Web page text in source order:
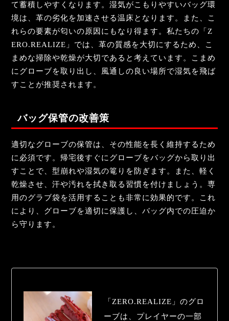
て蓄積しやすくなります。湿気がこもりやすいバッグ環
境は、革の劣化を加速させる温床となります。また、こ
れらの要素が匂いの原因にもなり得ます。私たちの「Z
ERO.REALIZE」では、革の質感を大切にするため、こ
まめな掃除や乾燥が大切であると考えています。こまめ
にグローブを取り出し、風通しの良い場所で湿気を飛ば
すことが推奨されます。
バッグ保管の改善策
適切なグローブの保管は、その性能を長く維持するため
に必須です。帰宅後すぐにグローブをバッグから取り出
すことで、型崩れや湿気の篭りを防ぎます。また、軽く
乾燥させ、汗や汚れを拭き取る習慣を付けましょう。専
用のグラブ袋を活用することも非常に効果的です。これ
により、グローブを適切に保護し、バッグ内での圧迫か
ら守ります。
「ZERO.REALIZE」のグロ
ーブは、プレイヤーの一部